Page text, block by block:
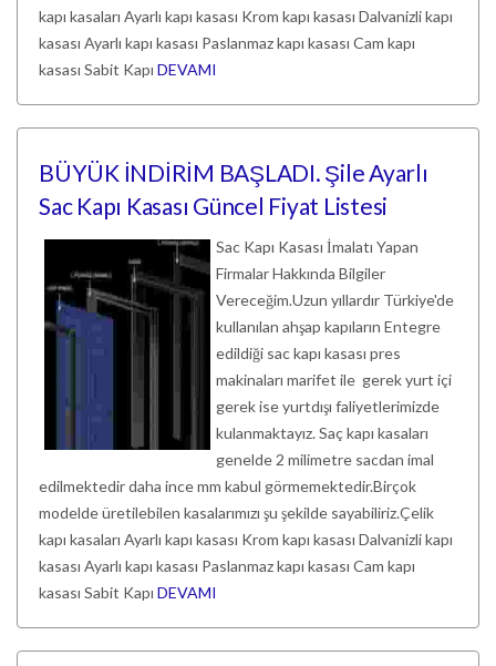
kapı kasaları Ayarlı kapı kasası Krom kapı kasası Dalvanizli kapı
kasası Ayarlı kapı kasası Paslanmaz kapı kasası Cam kapı
kasası Sabit Kapı DEVAMI
BÜYÜK İNDİRİM BAŞLADI. Şile Ayarlı
Sac Kapı Kasası Güncel Fiyat Listesi
Sac Kapı Kasası İmalatı Yapan
Firmalar Hakkında Bilgiler
Vereceğim.Uzun yıllardır Türkiye'de
kullanılan ahşap kapıların Entegre
edildiği sac kapı kasası pres
makinaları marifet ile gerek yurt içi
gerek ise yurtdışı faliyetlerimizde
kulanmaktayız. Saç kapı kasaları
genelde 2 milimetre sacdan imal
edilmektedir daha ince mm kabul görmemektedir.Birçok
modelde üretilebilen kasalarımızı şu şekilde sayabiliriz.Çelik
kapı kasaları Ayarlı kapı kasası Krom kapı kasası Dalvanizli kapı
kasası Ayarlı kapı kasası Paslanmaz kapı kasası Cam kapı
kasası Sabit Kapı DEVAMI